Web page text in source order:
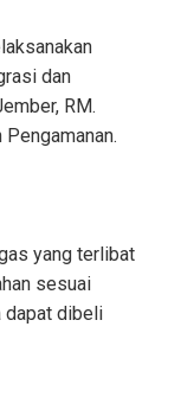
dan
RM.
yang terlibat
sesuai
dapat dibeli